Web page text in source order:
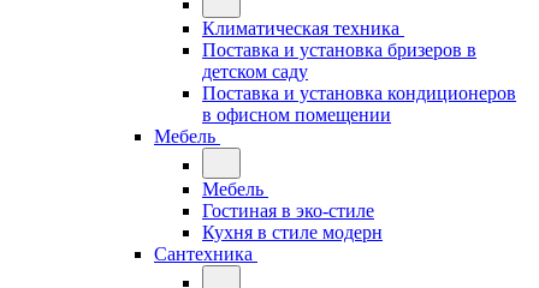
Климатическая техника
Поставка и установка бризеров в
детском саду
Поставка и установка кондиционеров
в офисном помещении
Мебель
Мебель
Гостиная в эко-стиле
Кухня в стиле модерн
Сантехника